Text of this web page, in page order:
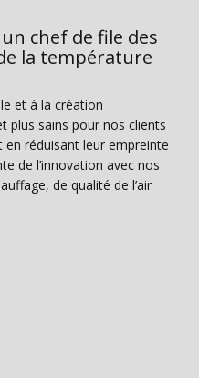
un chef de file des
la température
et à la création
plus sains pour nos clients
réduisant leur empreinte
de l’innovation avec nos
de qualité de l’air